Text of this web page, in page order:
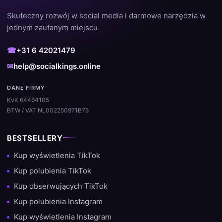
Dlaczego klienci wybierają SocialKings
Wyróżniamy się na tle innych dostawców dzięki naszemu
udanych zamówień i dużemu odsetkowi powracających
klientów dokładnie wiemy, co działa.
✔️ Szybkie i automatyczne przetwarzanie
✔️ Bez konieczności podawania hasła
✔️ Odpowiednie dla wszystkich głównych platform
Doświadczenie i wiedza w zakresie
rozwoju w mediach
Skuteczny rozwój w social media i darmowe narzędzia w
jednym zaufanym miejscu.
☎+31 6 42021479
✉help@socialkings.online
DANE FIRMY
KvK 64464105
BTW / VAT NL002250971B75
BESTSELLERY
Kup wyświetlenia TikTok
Kup polubienia TikTok
Kup obserwujących TikTok
Kup polubienia Instagram
Kup wyświetlenia Instagram